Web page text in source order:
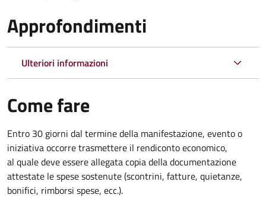
Approfondimenti
Ulteriori informazioni
Come fare
Entro 30 giorni dal termine della manifestazione, evento o
iniziativa occorre trasmettere il rendiconto economico,
al quale deve essere allegata copia della documentazione
attestate le spese sostenute (scontrini, fatture, quietanze,
bonifici, rimborsi spese, ecc.).